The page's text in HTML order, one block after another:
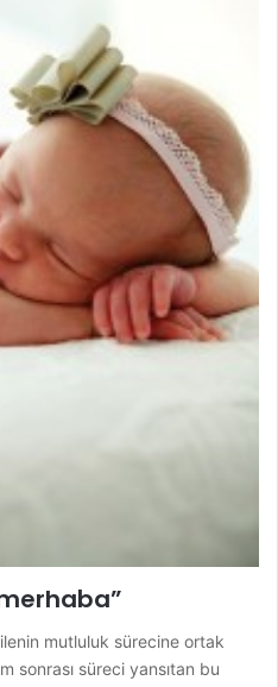
mutluluk sürecine ortak
sonrası süreci yansıtan bu